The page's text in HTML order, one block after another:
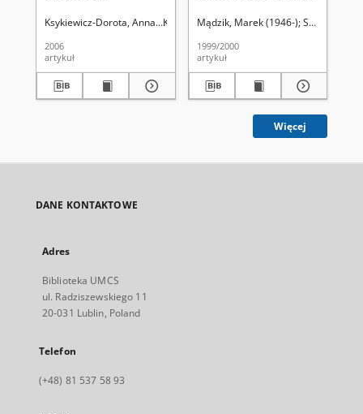
Ksykiewicz-Dorota, Anna. Kozak-Sykała, Anna. Bryc, Stanisław (1928-
2006
artykuł
Mądzik, Marek (1946-) Seidler,
1999/2000
artykuł
Więcej
DANE KONTAKTOWE
Adres
Biblioteka UMCS
ul. Radziszewskiego 11
20-031 Lublin, Poland
Telefon
(+48) 81 537 58 93